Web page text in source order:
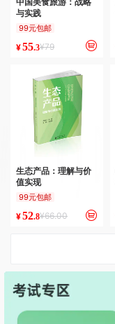
与实践
99元包邮
¥55.3¥79
生态产品：理解与价
值实现
99元包邮
¥52.8¥66.00